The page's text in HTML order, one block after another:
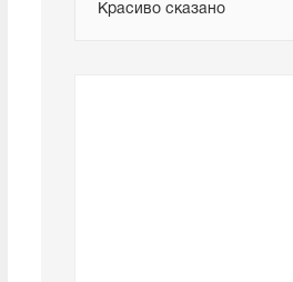
Красиво сказано